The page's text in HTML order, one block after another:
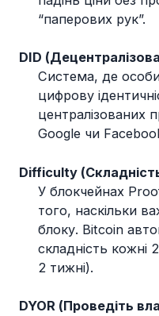
“паперових рук”.
DID
Система, де
цифрову
централізованих
Google чи
Difficulty
У блокчейнах
того, наскільки
блоку. Bitcoin
складність кожні
2 тижні).
DYOR (Проведіть